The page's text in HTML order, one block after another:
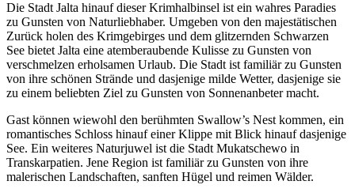
Die Stadt Jalta hinauf dieser Krimhalbinsel ist ein wahres Paradies
zu Gunsten von Naturliebhaber. Umgeben von den majestätischen
Zurück holen des Krimgebirges und dem glitzernden Schwarzen
See bietet Jalta eine atemberaubende Kulisse zu Gunsten von
verschmelzen erholsamen Urlaub. Die Stadt ist familiär zu Gunsten
von ihre schönen Strände und dasjenige milde Wetter, dasjenige sie
zu einem beliebten Ziel zu Gunsten von Sonnenanbeter macht.
Gast können wiewohl den berühmten Swallow’s Nest kommen, ein
romantisches Schloss hinauf einer Klippe mit Blick hinauf dasjenige
See. Ein weiteres Naturjuwel ist die Stadt Mukatschewo in
Transkarpatien. Jene Region ist familiär zu Gunsten von ihre
malerischen Landschaften, sanften Hügel und reimen Wälder.